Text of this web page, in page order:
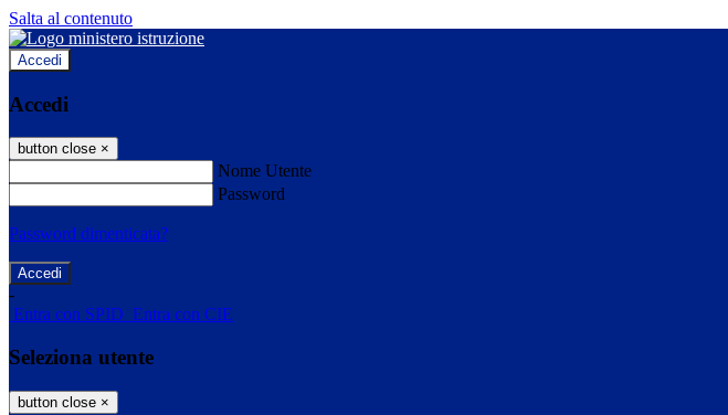
Salta al contenuto
Accedi
Accedi
button close ×
Nome Utente
Password
Password dimenticata?
-
Entra con SPID Entra con CIE
Seleziona utente
button close ×